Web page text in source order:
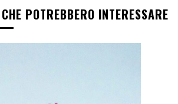
POTREBBERO INTERESSARE